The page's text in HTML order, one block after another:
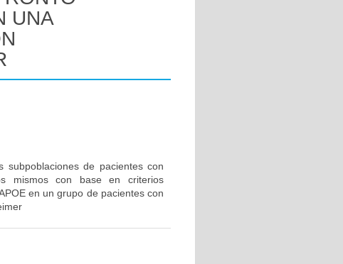
UNA
subpoblaciones de pacientes con
mismos con base en criterios
en un grupo de pacientes con